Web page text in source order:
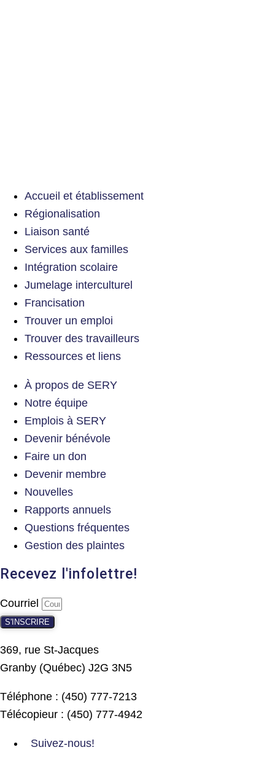
Accueil et établissement
Régionalisation
Liaison santé
Services aux familles
Intégration scolaire
Jumelage interculturel
Francisation
Trouver un emploi
Trouver des travailleurs
Ressources et liens
À propos de SERY
Notre équipe
Emplois à SERY
Devenir bénévole
Faire un don
Devenir membre
Nouvelles
Rapports annuels
Questions fréquentes
Gestion des plaintes
Recevez l'infolettre!
Courriel
S'INSCRIRE
369, rue St-Jacques
Granby (Québec) J2G 3N5
Téléphone : (450) 777-7213
Télécopieur : (450) 777-4942
Suivez-nous!